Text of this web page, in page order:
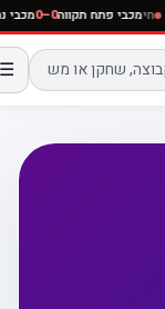
חימכבי פתח תקווה0–0 מכבי
☰